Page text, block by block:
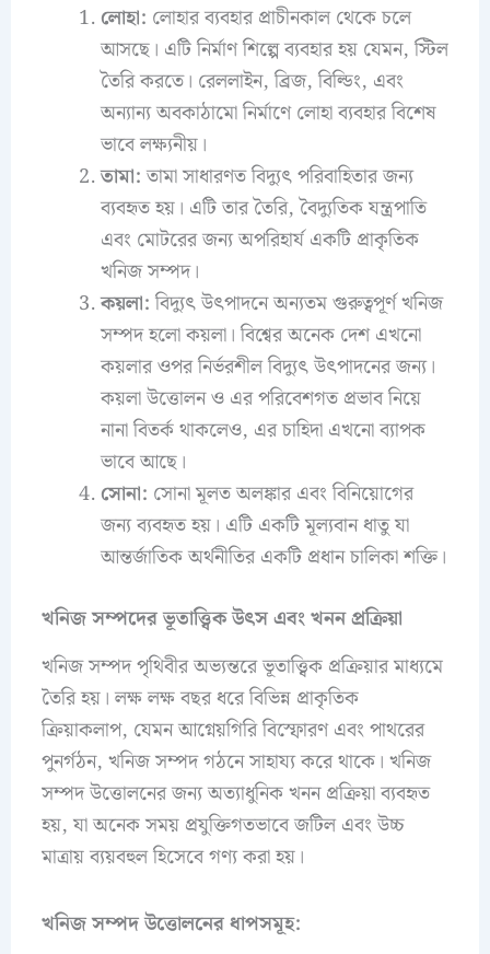
লোহা: লোহার ব্যবহার প্রাচীনকাল থেকে চলে
আসছে। এটি নির্মাণ শিল্পে ব্যবহার হয় যেমন, স্টিল
তৈরি করতে। রেললাইন, ব্রিজ, বিল্ডিং, এবং
অন্যান্য অবকাঠামো নির্মাণে লোহা ব্যবহার বিশেষ
ভাবে লক্ষ্যনীয়।
তামা: তামা সাধারণত বিদ্যুৎ পরিবাহিতার জন্য
ব্যবহৃত হয়। এটি তার তৈরি, বৈদ্যুতিক যন্ত্রপাতি
এবং মোটরের জন্য অপরিহার্য একটি প্রাকৃতিক
খনিজ সম্পদ।
কয়লা: বিদ্যুৎ উৎপাদনে অন্যতম গুরুত্বপূর্ণ খনিজ
সম্পদ হলো কয়লা। বিশ্বের অনেক দেশ এখনো
কয়লার ওপর নির্ভরশীল বিদ্যুৎ উৎপাদনের জন্য।
কয়লা উত্তোলন ও এর পরিবেশগত প্রভাব নিয়ে
নানা বিতর্ক থাকলেও, এর চাহিদা এখনো ব্যাপক
ভাবে আছে।
সোনা: সোনা মূলত অলঙ্কার এবং বিনিয়োগের
জন্য ব্যবহৃত হয়। এটি একটি মূল্যবান ধাতু যা
আন্তর্জাতিক অর্থনীতির একটি প্রধান চালিকা শক্তি।
খনিজ সম্পদের ভূতাত্ত্বিক উৎস এবং খনন প্রক্রিয়া
খনিজ সম্পদ পৃথিবীর অভ্যন্তরে ভূতাত্ত্বিক প্রক্রিয়ার মাধ্যমে
তৈরি হয়। লক্ষ লক্ষ বছর ধরে বিভিন্ন প্রাকৃতিক
ক্রিয়াকলাপ, যেমন আগ্নেয়গিরি বিস্ফোরণ এবং পাথরের
পুনর্গঠন, খনিজ সম্পদ গঠনে সাহায্য করে থাকে। খনিজ
সম্পদ উত্তোলনের জন্য অত্যাধুনিক খনন প্রক্রিয়া ব্যবহৃত
হয়, যা অনেক সময় প্রযুক্তিগতভাবে জটিল এবং উচ্চ
মাত্রায় ব্যয়বহুল হিসেবে গণ্য করা হয়।
খনিজ সম্পদ উত্তোলনের ধাপসমূহ: